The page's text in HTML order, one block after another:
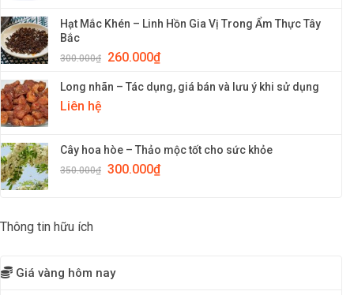
Hạt Mắc Khén – Linh Hồn Gia Vị Trong Ẩm Thực Tây
Bắc
300.000₫ 260.000₫
Long nhãn – Tác dụng, giá bán và lưu ý khi sử dụng
Liên hệ
Cây hoa hòe – Thảo mộc tốt cho sức khỏe
350.000₫ 300.000₫
Thông tin hữu ích
Giá vàng hôm nay